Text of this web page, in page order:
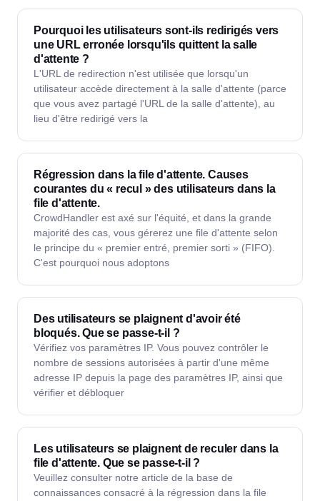
Pourquoi les utilisateurs sont-ils redirigés vers
une URL erronée lorsqu'ils quittent la salle
d'attente ?
L'URL de redirection n'est utilisée que lorsqu'un
utilisateur accède directement à la salle d'attente (parce
que vous avez partagé l'URL de la salle d'attente), au
lieu d'être redirigé vers la
Régression dans la file d'attente. Causes
courantes du « recul » des utilisateurs dans la
file d'attente.
CrowdHandler est axé sur l'équité, et dans la grande
majorité des cas, vous gérerez une file d'attente selon
le principe du « premier entré, premier sorti » (FIFO).
C'est pourquoi nous adoptons
Des utilisateurs se plaignent d'avoir été
bloqués. Que se passe-t-il ?
Vérifiez vos paramètres IP. Vous pouvez contrôler le
nombre de sessions autorisées à partir d'une même
adresse IP depuis la page des paramètres IP, ainsi que
vérifier et débloquer
Les utilisateurs se plaignent de reculer dans la
file d'attente. Que se passe-t-il ?
Veuillez consulter notre article de la base de
connaissances consacré à la régression dans la file